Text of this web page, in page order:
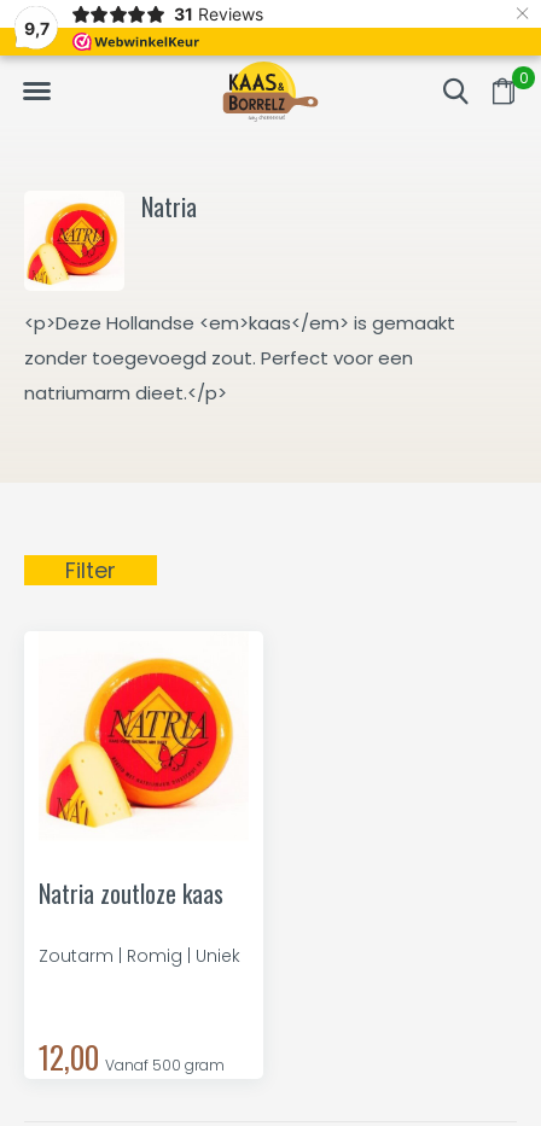
9,7
31 Reviews ×
0
Vers van het mes en gevacumeerd Vaak volgende
Natria
<p>Deze Hollandse <em>kaas</em> is gemaakt
zonder toegevoegd zout. Perfect voor een
natriumarm dieet.</p>
Filter
Natria zoutloze kaas
Zoutarm | Romig | Uniek
12,00 Vanaf 500 gram